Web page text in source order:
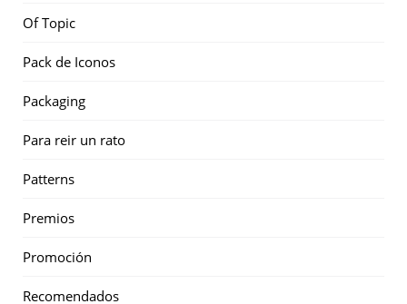
Of Topic
Pack de Iconos
Packaging
Para reir un rato
Patterns
Premios
Promoción
Recomendados